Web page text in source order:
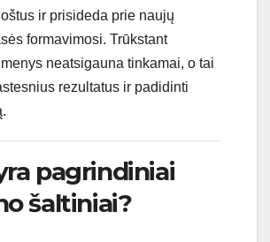
ir prisideda prie naujų
formavimosi. Trūkstant
neatsigauna tinkamai, o tai
rezultatus ir padidinti
pagrindiniai
šaltiniai?